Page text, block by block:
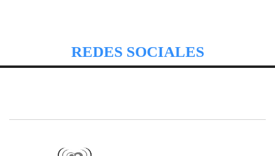
REDES SOCIALES